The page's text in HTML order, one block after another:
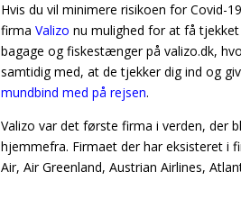
Hvis du vil minimere risikoen for Covid-
firmaValizo nu mulighed for at få
bagage og fiskestænger på valizo.dk,
samtidig med, at de tjekker dig ind og
mundbind med på rejsen.
Valizo var det første firma i verden, der
hjemmefra. Firmaet der har eksisteret i
Air, Air Greenland, Austrian Airlines,